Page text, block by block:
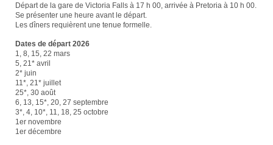
Départ de la gare de Victoria Falls à 17 h 00, arrivée à Pretoria à 10 h 00.
Se présenter une heure avant le départ.
Les dîners requièrent une tenue formelle.
Dates de départ 2026
1, 8, 15, 22 mars
5, 21* avril
2* juin
11*, 21* juillet
25*, 30 août
6, 13, 15*, 20, 27 septembre
3*, 4, 10*, 11, 18, 25 octobre
1er novembre
1er décembre